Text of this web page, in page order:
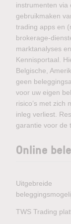
instrumenten via
gebruikmaken
trading apps en
brokerage-
marktanalyses
Kennisportaal.
Belgische,
geen
voor uw eigen
risico’s met zich
inleg verliest.
garantie voor de
Online
Uitgebreide
TWS Trading